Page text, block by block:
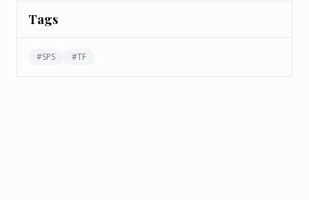
Tags
#SPS #TF